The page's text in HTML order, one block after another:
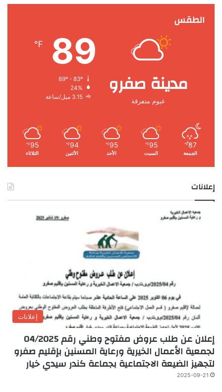
الطقس
مدينة صفرو
غيوم متفرقة
89
℉
24%
3.15 ميل/ساعة
87
℉
الجمعة
95
℉
السبت
95
℉
الأحد
94
℉
الأثنين
95
℉
الثلاثاء
إعلانات
إعلانات
إعلان عن طلب عروض مفتوح وطني رقم 04/2025
لجمعية الأعمال الخيرية ورعاية المسنين بإقليم صفرو
لتجهيز الضيعة الاجتماعية بجماعة كندر سيدي خيار
2025-09-21